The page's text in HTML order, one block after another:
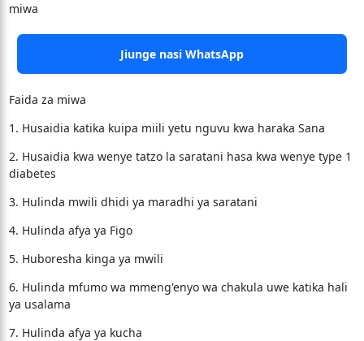
miwa
Jiunge nasi WhatsApp
Faida za miwa
1. Husaidia katika kuipa miili yetu nguvu kwa haraka Sana
2. Husaidia kwa wenye tatzo la saratani hasa kwa wenye type 1
diabetes
3. Hulinda mwili dhidi ya maradhi ya saratani
4. Hulinda afya ya Figo
5. Huboresha kinga ya mwili
6. Hulinda mfumo wa mmeng'enyo wa chakula uwe katika hali
ya usalama
7. Hulinda afya ya kucha